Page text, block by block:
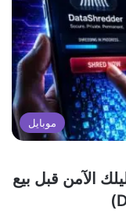
موبايل
الآمن قبل بيع